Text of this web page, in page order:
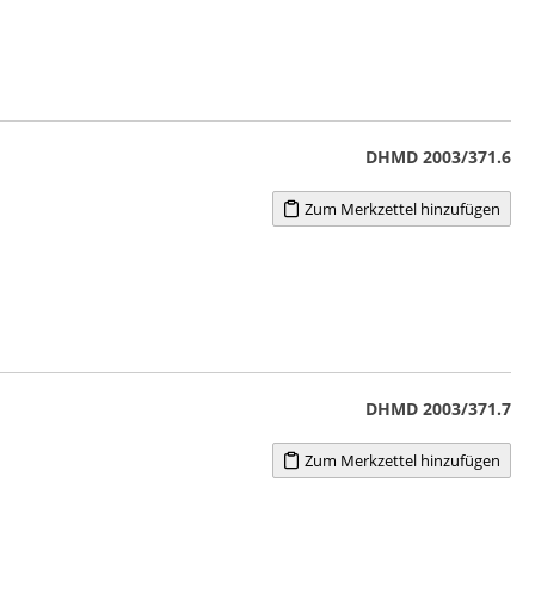
DHMD 2003/371.6
Zum Merkzettel hinzufügen
DHMD 2003/371.7
Zum Merkzettel hinzufügen